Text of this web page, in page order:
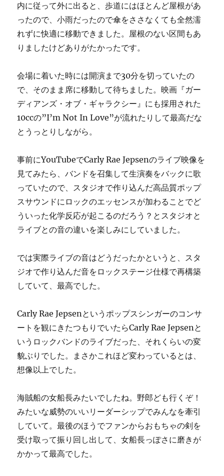
内に従って外に出ると、歩道にはほとんど屋根があ
ったので、小雨だったので傘をささなくても全然濡
れずに快適に移動できました。屋根のない区間もあ
りましたけどありがたかったです。
会場に着いた時には開演まで30分を切っていたの
で、そのまま席に移動して待ちました。映画『ガー
ディアンズ・オブ・ギャラクシー』にも採用された
10ccの”I’m Not In Love”が流れたりして最高だな
とうっとりしながら。
事前にYouTubeでCarly Rae Jepsenのライブ映像を
見てみたら、バンドを召集して生演奏をバックに歌
っていたので、スタジオで作り込んだ高品質ポップ
スサウンドにロックのエッセンスが加わることでど
ういった化学反応が起こるのだろう？とスタジオと
ライブとの音の違いを楽しみにしていました。
では実際ライブの音はどうだったかというと、スタ
ジオで作り込んだ音をロックステージ仕様で再構築
していて、最高でした。
Carly Rae Jepsenというポップスシンガーのコンサ
ートを観にきたつもりでいたらCarly Rae Jepsenと
いうロックバンドのライブだった、それくらいの変
貌ぶりでした。まさかこれほど変わっているとは、
想像以上でした。
海賊船の女船長みたいでしたね。野郎ども行くぞ！
みたいな威勢のいいリーダーシップでみんなを牽引
していて。最後のほうでファンからおもちゃの剣を
受け取って振り回し出して、女船長っぽさに磨きが
かかって最高でした。